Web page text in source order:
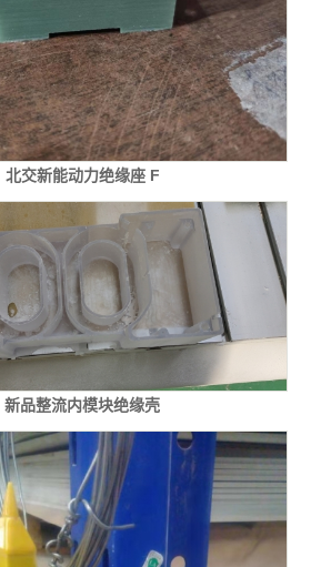
北交新能动力绝缘座 F
新品整流内模块绝缘壳